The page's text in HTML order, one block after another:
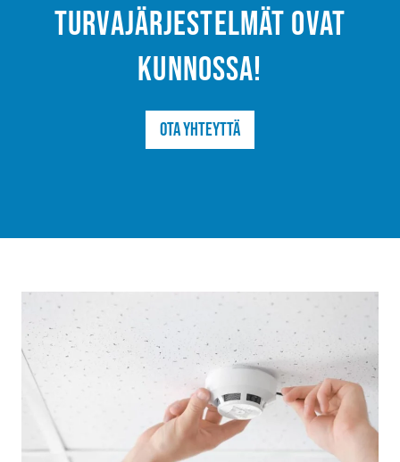
turvajärjestelmät ovat
kunnossa!
Ota yhteyttä